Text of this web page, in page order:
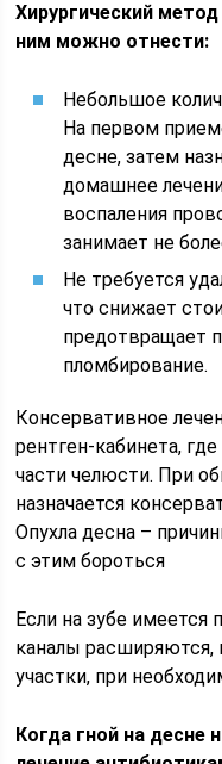
Хирургический
ним можно отнести:
Небольшое
На первом
десне, затем
домашнее
воспаления
занимает не
Не требуется
что снижает
предотвращает
пломбирование.
Консервативное
рентген-кабинета,
части челюсти. При
назначается
Опухла десна –
с этим бороться
Если на зубе имеется
каналы
участки, при
Когда гной на десне